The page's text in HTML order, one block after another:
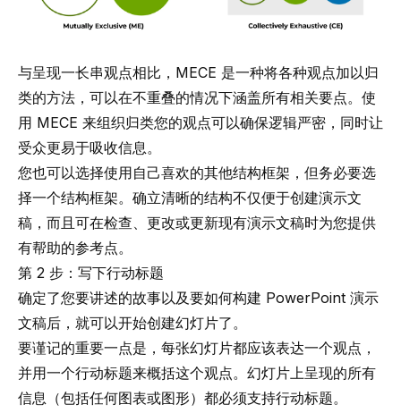
与呈现一长串观点相比，MECE 是一种将各种观点加以归
类的方法，可以在不重叠的情况下涵盖所有相关要点。使
用 MECE 来组织归类您的观点可以确保逻辑严密，同时让
受众更易于吸收信息。
您也可以选择使用自己喜欢的其他结构框架，但务必要选
择一个结构框架。确立清晰的结构不仅便于创建演示文
稿，而且可在检查、更改或更新现有演示文稿时为您提供
有帮助的参考点。
第 2 步：写下行动标题
确定了您要讲述的故事以及要如何构建 PowerPoint 演示
文稿后，就可以开始创建幻灯片了。
要谨记的重要一点是，每张幻灯片都应该表达一个观点，
并用一个行动标题来概括这个观点。幻灯片上呈现的所有
信息（包括任何图表或图形）都必须支持行动标题。